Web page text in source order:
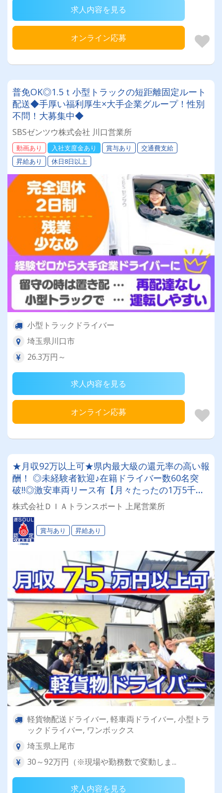
求人内容を見る
オンライン応募
普免OK◎1.5ｔ小型トラックの短距離固定ルート
配送◆手厚い福利厚生×大手企業グループ！性別
不問！大募集中◆
SBSゼンツウ株式会社 川口営業所
動画あり 入社支度金あり 賞与あり
交通費支給
昇給あり
休日8日以上
小型トラックドライバー
埼玉県川口市
26.3万円～
求人内容を見る
オンライン応募
★月収92万以上可★県内最大級の還元率の高い報
酬！ ◎未経験者歓迎♪在籍ドライバー数60名突
破!!◎激安車両リース有【月々たったの1万5千
円!!】◎前払いOK(規定有)★ボーナス支給あり!!ロ
イヤリティ0円!!◎9割以上は定期コースで毎月安
定収入♪
株式会社ＤＩＡトランスポート 上尾営業所
賞与あり 昇給あり
軽貨物配送ドライバー, 軽車両ドライバー, 小型トラ
ックドライバー, ワンボックス
埼玉県上尾市
30～92万円（※現場や勤務数で変動しま...
求人内容を見る